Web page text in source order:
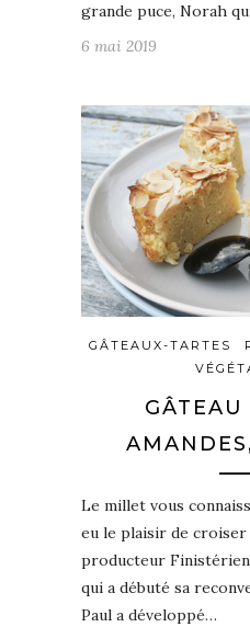
grande puce, Norah
6 mai 2019
GÂTEAUX-TARTES
Le millet vous
eu le plaisir de croiser
producteur
qui a débuté sa
Paul a développé…